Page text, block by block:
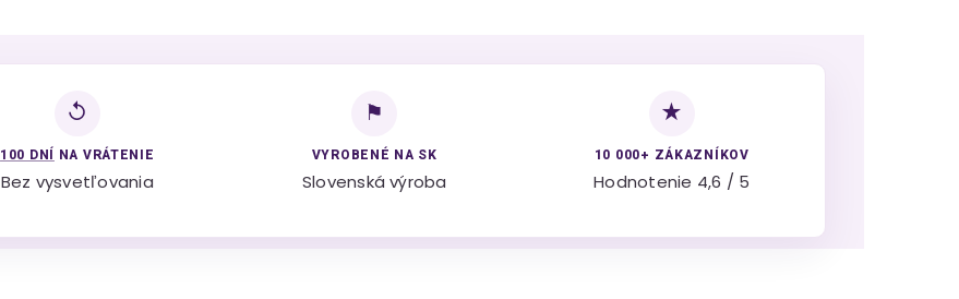
↺
100 DNÍ NA VRÁTENIE
Bez vysvetľovania
⚑
VYROBENÉ NA SK
Slovenská výroba
★
10 000+ ZÁKAZNÍKOV
Hodnotenie 4,6 / 5